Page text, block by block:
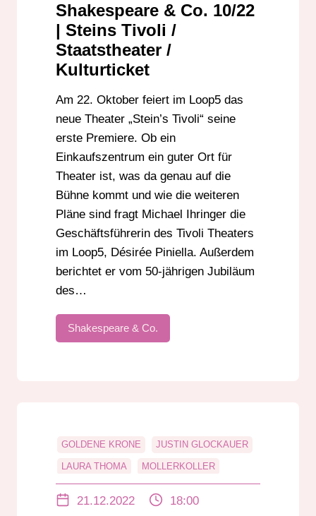
STEIN’S TIVOLI
Shakespeare & Co. 10/22
| Steins Tivoli /
Staatstheater /
Kulturticket
Am 22. Oktober feiert im Loop5 das
neue Theater „Stein’s Tivoli“ seine
erste Premiere. Ob ein
Einkaufszentrum ein guter Ort für
Theater ist, was da genau auf die
Bühne kommt und wie die weiteren
Pläne sind fragt Michael Ihringer die
Geschäftsführerin des Tivoli Theaters
im Loop5, Désirée Piniella. Außerdem
berichtet er vom 50-jährigen Jubiläum
des…
Shakespeare & Co.
GOLDENE KRONE JUSTIN GLOCKAUER
LAURA THOMA MOLLERKOLLER
STAATSTHEATER DARMSTADT
21.12.2022 18:00